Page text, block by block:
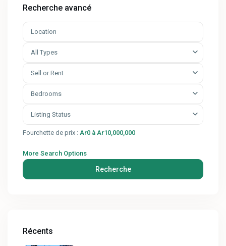
Recherche avancé
All Types
Sell or Rent
Bedrooms
Listing Status
Fourchette de prix : Ar0 à Ar10,000,000
More Search Options
Recherche
Récents